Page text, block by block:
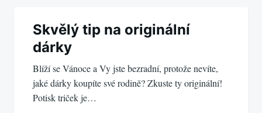
Skvělý tip na originální
dárky
Blíží se Vánoce a Vy jste bezradní, protože nevíte,
jaké dárky koupíte své rodině? Zkuste ty originální!
Potisk triček je…